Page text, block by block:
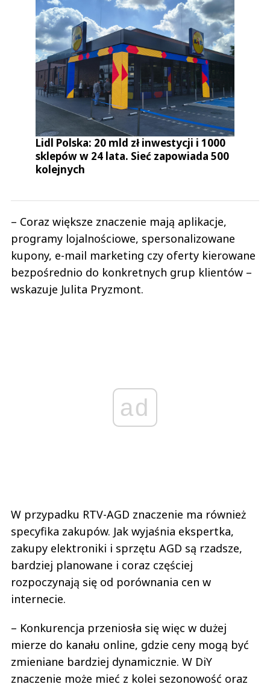
Lidl Polska: 20 mld zł inwestycji i 1000
sklepów w 24 lata. Sieć zapowiada 500
kolejnych
– Coraz większe znaczenie mają aplikacje,
programy lojalnościowe, spersonalizowane
kupony, e-mail marketing czy oferty kierowane
bezpośrednio do konkretnych grup klientów –
wskazuje Julita Pryzmont.
ad
W przypadku RTV-AGD znaczenie ma również
specyfika zakupów. Jak wyjaśnia ekspertka,
zakupy elektroniki i sprzętu AGD są rzadsze,
bardziej planowane i coraz częściej
rozpoczynają się od porównania cen w
internecie.
– Konkurencja przeniosła się więc w dużej
mierze do kanału online, gdzie ceny mogą być
zmieniane bardziej dynamicznie. W DiY
znaczenie może mieć z kolei sezonowość oraz